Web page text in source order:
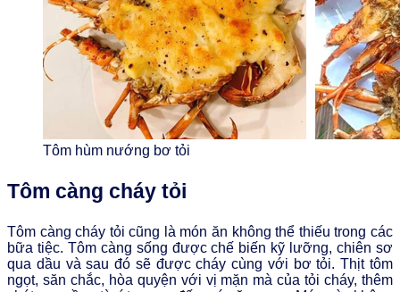
Tôm hùm nướng bơ tỏi
Tôm càng cháy tỏi
Tôm càng cháy tỏi cũng là món ăn không thể thiếu trong các
bữa tiệc. Tôm càng sống được chế biến kỹ lưỡng, chiên sơ
qua dầu và sau đó sẽ được cháy cùng với bơ tỏi. Thịt tôm
ngọt, săn chắc, hòa quyện với vị mặn mà của tỏi cháy, thêm